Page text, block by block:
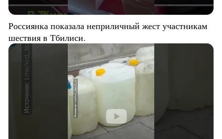
Россиянка показала неприличный жест участникам
шествия в Тбилиси.